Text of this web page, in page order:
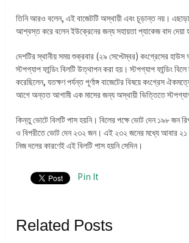
তিনি আরও বলেন, এই বাজেটটি অস্থায়ী এবং চূড়ান্ত নয়।
আশ্বস্ত করে বলেন ইউক্রেনের জন্য সহায়তা প্যাকেজ বাদ দেয়া
দেশটির স্থানীয় সময় শুক্রবার (২৯ সেপ্টেম্বর) কংগ্রেসের হাউস
স্টপগ্যাপ ফান্ডিং বিলটি উত্থাপন করা হয়। স্টপগ্যাপ ফান্ডিং
করেছিলেন, যতক্ষণ পর্যন্ত পূর্ণাঙ্গ বাজেটের বিষয়ে কংগ্রেস
আগে অন্তত আগামী এক মাসের জন্য অস্থায়ী ভিত্তিতে
কিন্তু ভোটে বিলটি পাস হয়নি। বিলের পক্ষে ভোট দেন ১৯৮ জন
ও বিপরীতে ভোট দেন ২৩২ জন। এই ২৩২ জনের মধ্যে আবার ২১
নিজ দলের কারণেই এই বিলটি পাস হয়নি সেদিন।
Pin It
Related Posts